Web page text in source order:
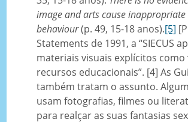
image and arts cause inappropriate
behaviour(p. 49, 15-18 anos).[5]
Statements de 1991, a “SIECUS
materiais visuais explícitos como
recursos educacionais”. [4] As
também tratam o assunto.
usam fotografias, filmes ou
para realçar as suas fantasias